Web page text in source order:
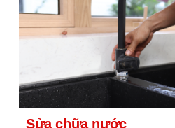
Sửa chữa nước